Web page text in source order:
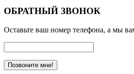
ОБРАТНЫЙ ЗВОНОК
Оставьте ваш номер телефона, а мы
Позвоните мне!